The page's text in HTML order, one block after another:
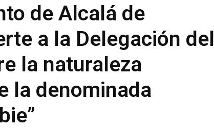
de Alcalá de
a la Delegación del
la naturaleza
la denominada